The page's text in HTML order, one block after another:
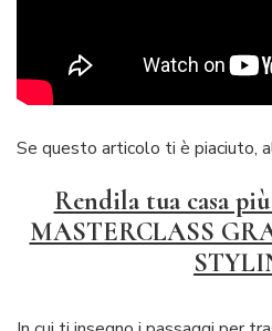
Se questo articolo ti è piaciuto,
Rendila tua casa
MASTERCLASS